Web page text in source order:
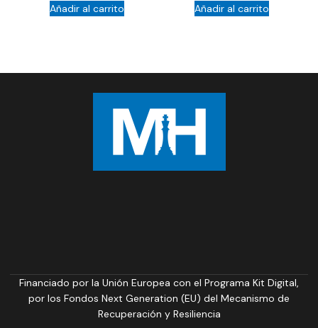
Añadir al carrito Añadir al carrito
Financiado por la Unión Europea con el Programa Kit Digital,
por los Fondos Next Generation (EU) del Mecanismo de
Recuperación y Resiliencia